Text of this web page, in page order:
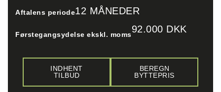
Aftalens periode12 MÅNEDER
Førstegangsydelse ekskl. moms92.000 DKK
INDHENT
TILBUD
BEREGN
BYTTEPRIS